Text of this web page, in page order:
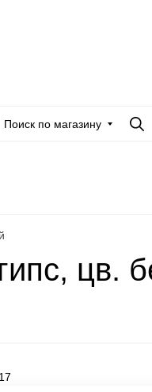
Поиск по магазину
цв.